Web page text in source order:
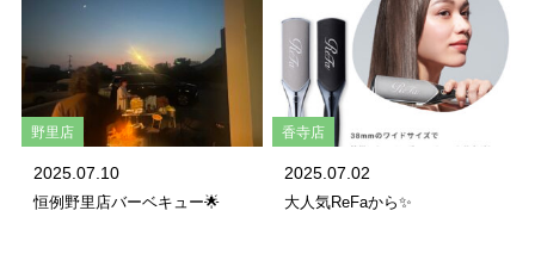
野里店
2025.07.10
恒例野里店バーベキュー🌟
香寺店
2025.07.02
大人気ReFaから✨